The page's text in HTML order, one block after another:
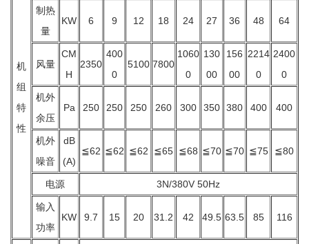
机
组
特
性
制热
量
KW 6 9 12 18 24 27 36 48 64
风量
CM
H
2350
400
0
5100 7800
1060
0
130
00
156
00
2214
0
2400
0
机外
余压
Pa 250 250 250 260 300 350 380 400 400
机外
噪音
dB
(A)
≦62 ≦62 ≦62 ≦65 ≦68 ≦70 ≦70 ≦75 ≦80
电源 3N/380V 50Hz
输入
功率
KW 9.7 15 20 31.2 42 49.5 63.5 85 116